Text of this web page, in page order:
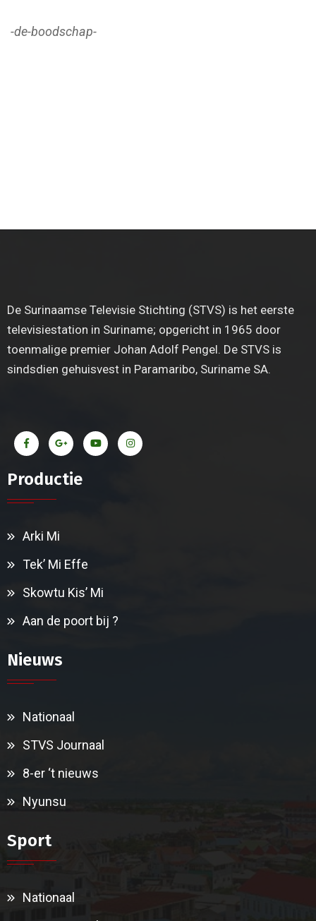
-de-boodschap-
De Surinaamse Televisie Stichting (STVS) is het eerste
televisiestation in Suriname; opgericht in 1965 door
toenmalige premier Johan Adolf Pengel. De STVS is
sindsdien gehuisvest in Paramaribo, Suriname SA.
Productie
Arki Mi
Tek’ Mi Effe
Skowtu Kis’ Mi
Aan de poort bij ?
Nieuws
Nationaal
STVS Journaal
8-er ‘t nieuws
Nyunsu
Sport
Nationaal